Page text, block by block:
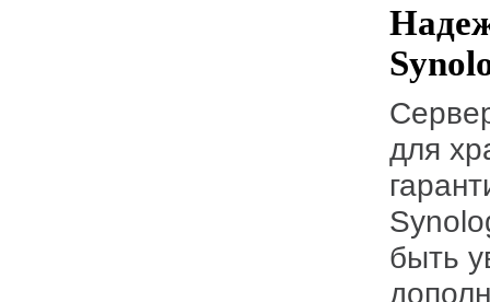
Сервер RS819 — это надежное решение
для
быть